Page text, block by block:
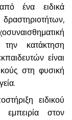
ένα ειδικά
κατάκτηση
είναι
στη φυσική
ειδικού
εμπειρία στον